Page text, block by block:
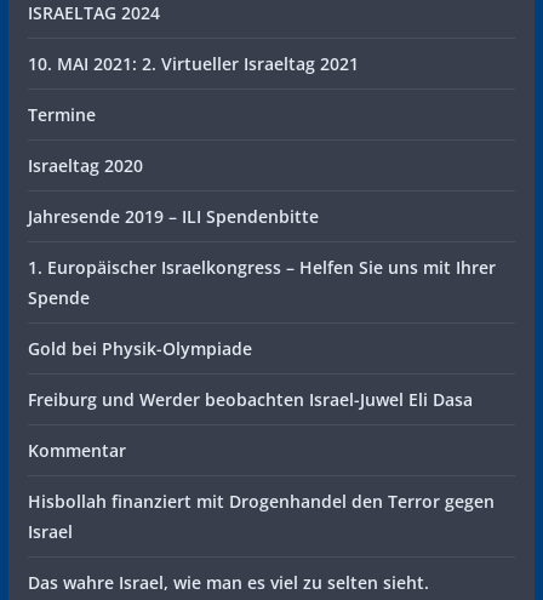
ISRAELTAG 2024
10. MAI 2021: 2. Virtueller Israeltag 2021
Termine
Israeltag 2020
Jahresende 2019 – ILI Spendenbitte
1. Europäischer Israelkongress – Helfen Sie uns mit Ihrer
Spende
Gold bei Physik-Olympiade
Freiburg und Werder beobachten Israel-Juwel Eli Dasa
Kommentar
Hisbollah finanziert mit Drogenhandel den Terror gegen
Israel
Das wahre Israel, wie man es viel zu selten sieht.